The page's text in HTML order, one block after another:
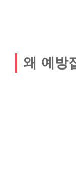
왜 예방